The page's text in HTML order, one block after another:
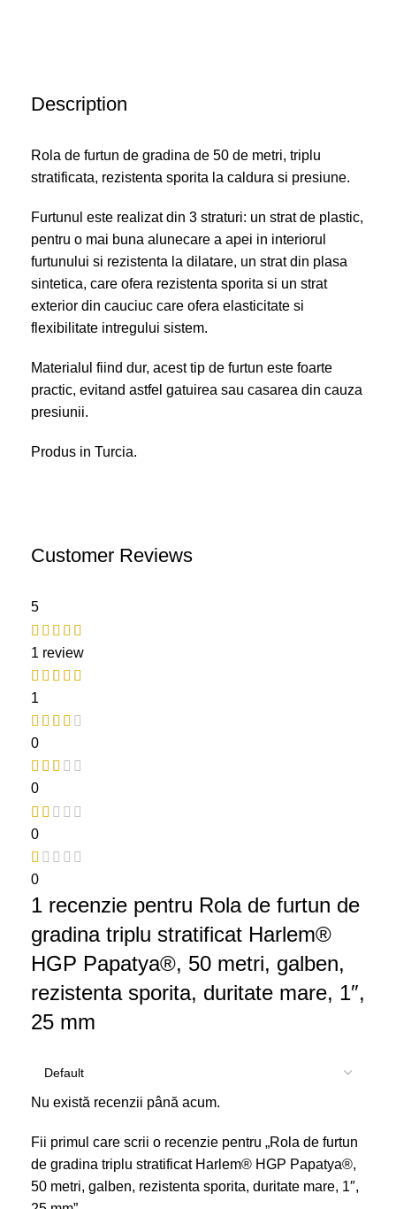
Description
Rola de furtun de gradina de 50 de metri, triplu
stratificata, rezistenta sporita la caldura si presiune.
Furtunul este realizat din 3 straturi: un strat de plastic,
pentru o mai buna alunecare a apei in interiorul
furtunului si rezistenta la dilatare, un strat din plasa
sintetica, care ofera rezistenta sporita si un strat
exterior din cauciuc care ofera elasticitate si
flexibilitate intregului sistem.
Materialul fiind dur, acest tip de furtun este foarte
practic, evitand astfel gatuirea sau casarea din cauza
presiunii.
Produs in Turcia.
Customer Reviews
5
1 review
1
0
0
0
0
1 recenzie pentru Rola de furtun de
gradina triplu stratificat Harlem®
HGP Papatya®, 50 metri, galben,
rezistenta sporita, duritate mare, 1″,
25 mm
Nu există recenzii până acum.
Fii primul care scrii o recenzie pentru „Rola de furtun
de gradina triplu stratificat Harlem® HGP Papatya®,
50 metri, galben, rezistenta sporita, duritate mare, 1″,